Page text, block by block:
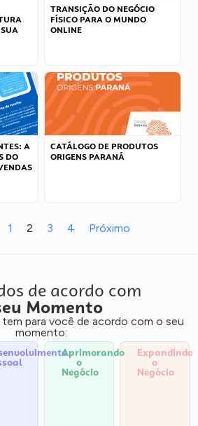
TRANSIÇÃO DO NEGÓCIO
FÍSICO PARA O MUNDO
ONLINE
A
DO
CATÁLOGO DE PRODUTOS
ORIGENS PARANÁ
1 2 3 4 Próximo
de acordo com
Momento
para você de acordo com o seu
momento:
Aprimorando
o
Negócio
Expandindo
o
Negócio